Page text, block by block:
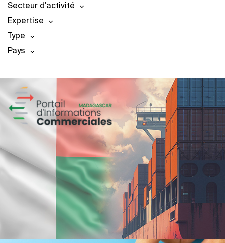
Secteur d'activité
Expertise
Type
Pays